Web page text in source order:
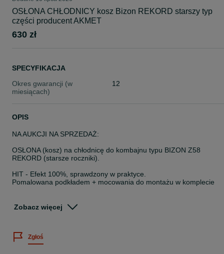
OSŁONA CHŁODNICY kosz Bizon REKORD starszy typ
części producent AKMET
630 zł
SPECYFIKACJA
Okres gwarancji (w
miesiącach)
12
OPIS
NA AUKCJI NA SPRZEDAŻ:
OSŁONA (kosz) na chłodnicę do kombajnu typu BIZON Z58
REKORD (starsze roczniki).
HIT - Efekt 100%, sprawdzony w praktyce.
Pomalowana podkładem + mocowania do montażu w komplecie
Osłona powoduje, że powietrze potrzebne do chłodzenia,
nie spełnił swojej funkcji.
Chłodnica jest obudowana z wszystkich stron blachą perforowaną
Zobacz więcej
Zgłoś